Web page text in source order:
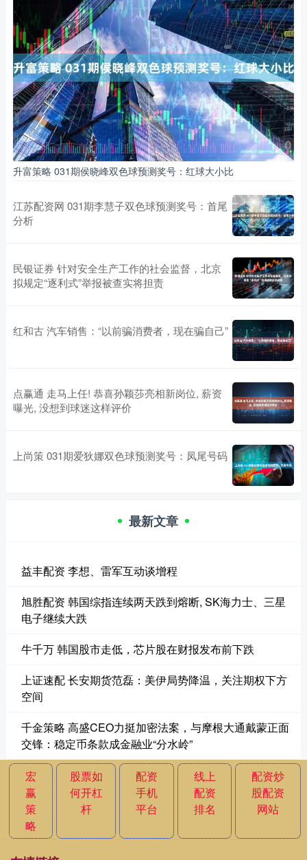
升富策略 031期侯晓峰双色球预测奖号：红球大小比
江苏配资网 031期李慧子双色球预测奖号：首尾
分析
民银证券 针对安全生产工作的社会监督，北京
拟规定“逐利式”举报被查实将担责
红和古 汽车销售：“以前骗消费者，现在骗自己”
点赢通 走马上任! 恭喜孙颖莎亮相新岗位, 薪资
曝光, 没想到球迷这样评价
上尚策 031期爱狄娜双色球预测奖号：凤尾号码
最新文章
益丰配资 李想、雷军互动谈增程
旭胜配资 韩国综指连续两天跌到熔断, SK海力士、三星
电子继续大跌
牛千万 韩国股市走低，芯片股在财报发布前下跌
上证速配 长安期货范磊：美伊局势降温，关注期权下方
空间
千金策略 高盛CEO力挺加密法案，与摩根大通戴蒙正面
交锋：稳定币条款成金融业“分水岭”
宏
赢
策
略
股票如
何开杠
杆
配资
手机
平台
线上
配资
排名
配资炒
股配资
网站